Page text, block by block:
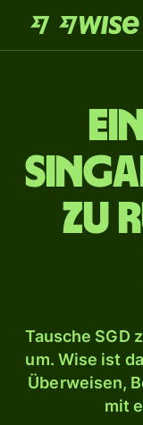
zu
Tausche SGD
um. Wise ist
Überweisen,
mit